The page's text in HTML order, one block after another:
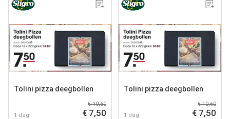
Tolini pizza deegbollen
1 dag
€ 10,60
€ 7,50
Tolini pizza deegbollen
1 dag
€ 10,60
€ 7,50